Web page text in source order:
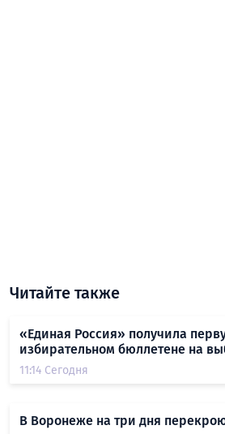
Читайте также
«Единая Россия» получила
избирательном бюллетене на
11:14 Сегодня
В Воронеже на три дня